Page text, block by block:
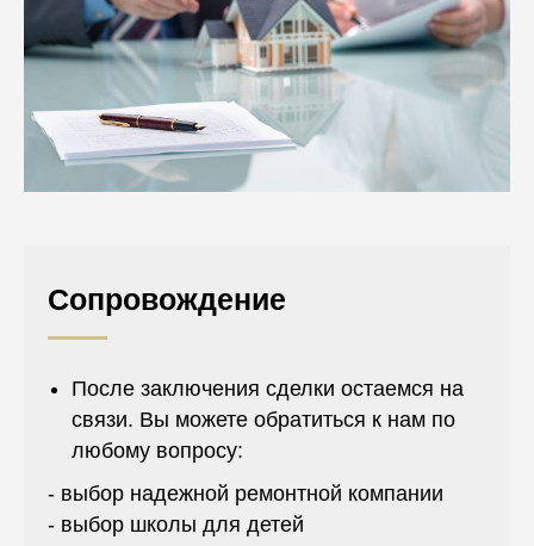
Сопровождение
После заключения сделки остаемся на
связи. Вы можете обратиться к нам по
любому вопросу:
- выбор надежной ремонтной компании
- выбор школы для детей